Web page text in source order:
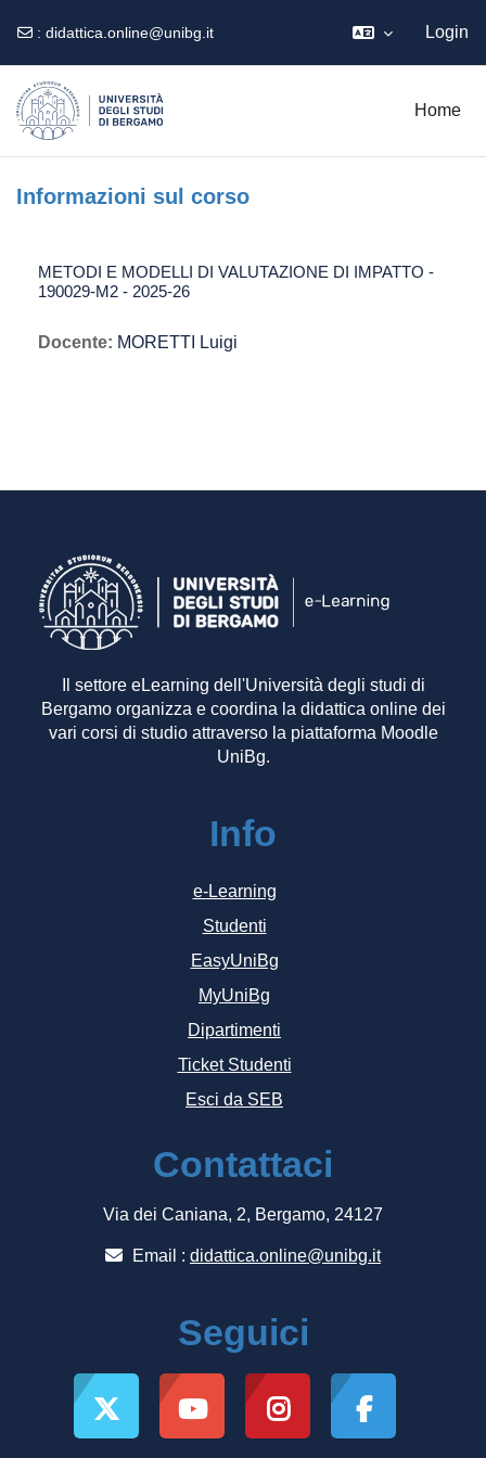
: didattica.online@unibg.it Login
Home
Informazioni sul corso
METODI E MODELLI DI VALUTAZIONE DI IMPATTO -
190029-M2 - 2025-26
Docente: MORETTI Luigi
Il settore eLearning dell'Università degli studi di
Bergamo organizza e coordina la didattica online dei
vari corsi di studio attraverso la piattaforma Moodle
UniBg.
Info
e-Learning
Studenti
EasyUniBg
MyUniBg
Dipartimenti
Ticket Studenti
Esci da SEB
Contattaci
Via dei Caniana, 2, Bergamo, 24127
Email : didattica.online@unibg.it
Seguici